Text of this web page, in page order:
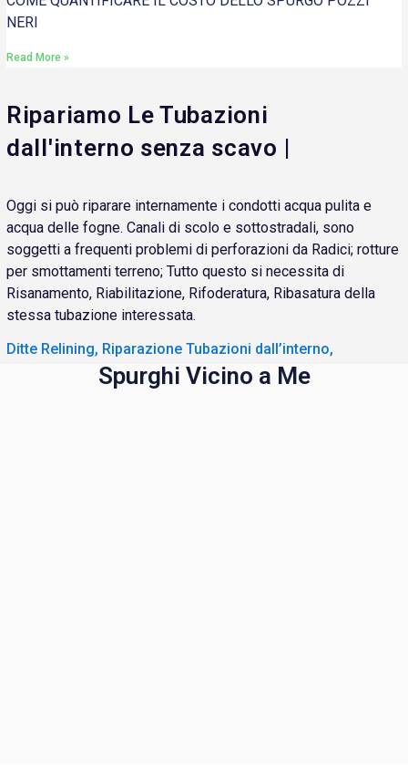
NERI
Read More »
Ripariamo Le Tubazioni
dall'interno senza scavo |
Oggi si può riparare internamente i condotti acqua pulita e
acqua delle fogne. Canali di scolo e sottostradali, sono
soggetti a frequenti problemi di perforazioni da Radici; rotture
per smottamenti terreno; Tutto questo si necessita di
Risanamento, Riabilitazione, Rifoderatura, Ribasatura della
stessa tubazione interessata.
Ditte Relining, Riparazione Tubazioni dall’interno,
Spurghi Vicino a Me